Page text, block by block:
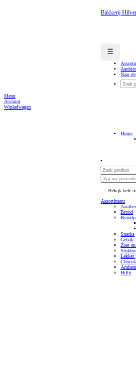
Bakkerij
☰
Naar
Menu
Account
Winkelwagen
Home
Bekijk hele
Assortiment
Brood
Snacks
Gebak
Zoet
Lekker
Hilfit